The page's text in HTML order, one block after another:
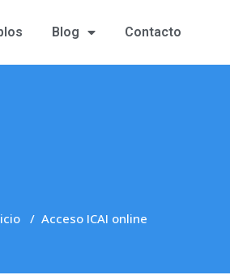
Blog Contacto
/ Acceso ICAI online